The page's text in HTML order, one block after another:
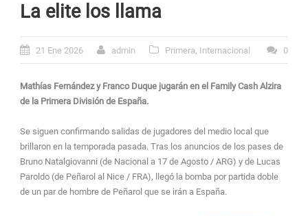
La elite los llama
21 Ene 2026 admin Primera, Internacional 0
Mathías Fernández y Franco Duque jugarán en el Family Cash Alzira
de la Primera División de España.
Se siguen confirmando salidas de jugadores del medio local que
brillaron en la temporada pasada. Tras los anuncios de los pases de
Bruno Natalgiovanni (de Nacional a 17 de Agosto / ARG) y de Lucas
Paroldo (de Peñarol al Nice / FRA), llegó la bomba por partida doble
de un par de hombre de Peñarol que se irán a España.